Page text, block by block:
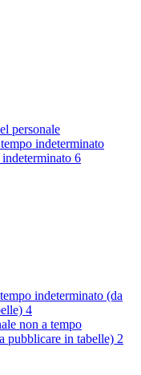
personale
indeterminato
6
indeterminato (da
4
non a tempo
pubblicare in tabelle) 2